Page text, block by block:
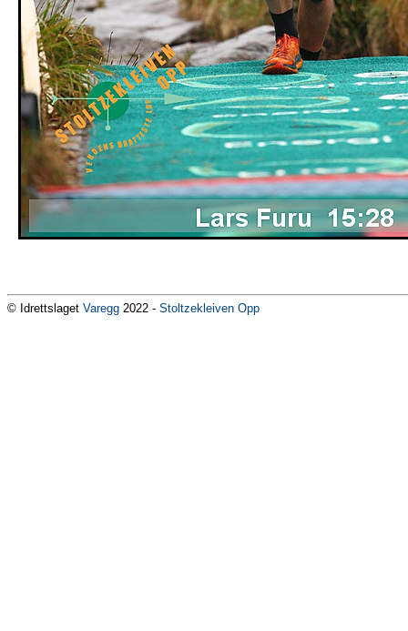
© Idrettslaget Varegg 2022 - Stoltzekleiven Opp